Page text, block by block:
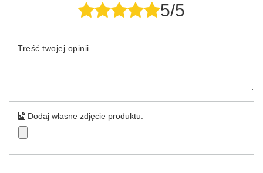
5/5
Treść twojej opinii
Dodaj własne zdjęcie produktu: